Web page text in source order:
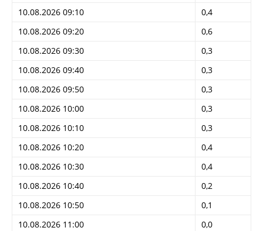
10.08.2026 09:10
0,4
10.08.2026 09:20
0,6
10.08.2026 09:30
0,3
10.08.2026 09:40
0,3
10.08.2026 09:50
0,3
10.08.2026 10:00
0,3
10.08.2026 10:10
0,3
10.08.2026 10:20
0,4
10.08.2026 10:30
0,4
10.08.2026 10:40
0,2
10.08.2026 10:50
0,1
10.08.2026 11:00
0,0